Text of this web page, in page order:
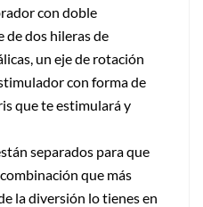
con doble
dos hileras de
un eje de rotación
con forma de
que te estimulará y
separados para que
que más
la diversión lo tienes en